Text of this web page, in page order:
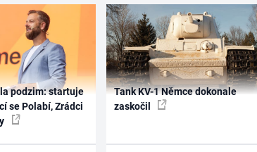
podzim: startuje
se Polabí, Zrádci
Tank KV-1 Němce dokonale
zaskočil